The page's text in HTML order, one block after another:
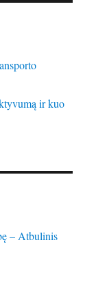
ir kuo
– Atbulinis